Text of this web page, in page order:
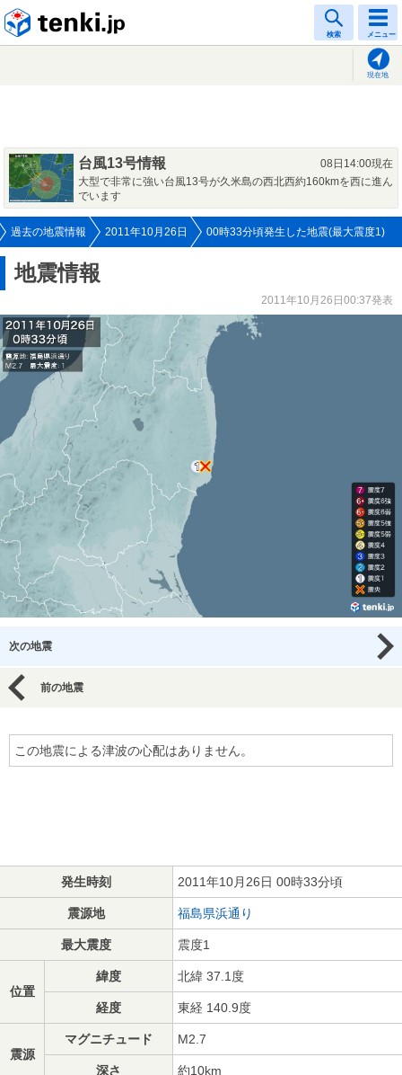
検索 メニュー
現在地
台風13号情報
08日14:00現在
大型で非常に強い台風13号が久米島の西北西約160kmを西に進ん
でいます
過去の地震情報 2011年10月26日 00時33分頃発生した地震(最大震度1)
地震情報
2011年10月26日00:37発表
次の地震
前の地震
この地震による津波の心配はありません。
発生時刻 2011年10月26日 00時33分頃
震源地 福島県浜通り
最大震度 震度1
位置
緯度 北緯 37.1度
経度 東経 140.9度
震源
マグニチュード M2.7
深さ 約10km